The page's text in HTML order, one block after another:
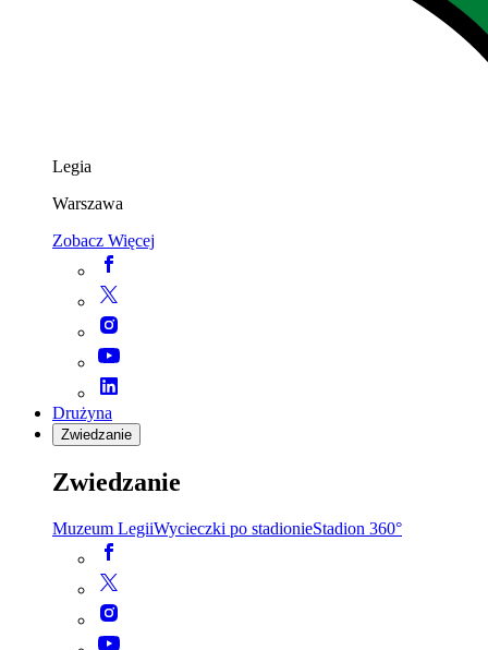
Legia
Warszawa
Zobacz Więcej
Drużyna
Zwiedzanie
Zwiedzanie
Muzeum LegiiWycieczki po stadionieStadion 360°